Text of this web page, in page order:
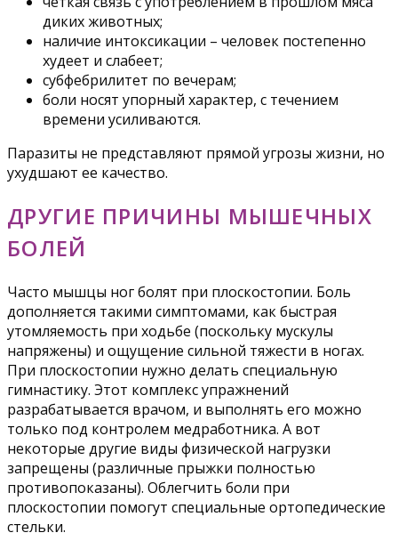
диких животных;
наличие интоксикации – человек постепенно
худеет и слабеет;
субфебрилитет по вечерам;
боли носят упорный характер, с течением
времени усиливаются.
Паразиты не представляют прямой угрозы жизни, но
ухудшают ее качество.
ДРУГИЕ ПРИЧИНЫ МЫШЕЧНЫХ
БОЛЕЙ
Часто мышцы ног болят при плоскостопии. Боль
дополняется такими симптомами, как быстрая
утомляемость при ходьбе (поскольку мускулы
напряжены) и ощущение сильной тяжести в ногах.
При плоскостопии нужно делать специальную
гимнастику. Этот комплекс упражнений
разрабатывается врачом, и выполнять его можно
только под контролем медработника. А вот
некоторые другие виды физической нагрузки
запрещены (различные прыжки полностью
противопоказаны). Облегчить боли при
плоскостопии помогут специальные ортопедические
стельки.